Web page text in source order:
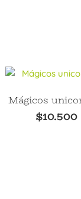
Mágicos
$10.500